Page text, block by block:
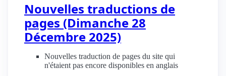
Nouvelles traductions de
pages (Dimanche 28
Décembre 2025)
Nouvelles traduction de pages du site qui
n'étaient pas encore disponibles en anglais